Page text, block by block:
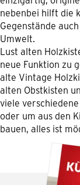
nebenbei hilft die
Gegenstände
Umwelt.
Lust alten
neue Funktion zu
alte Vintage
alten Obstkisten
viele
oder um aus den
bauen, alles ist